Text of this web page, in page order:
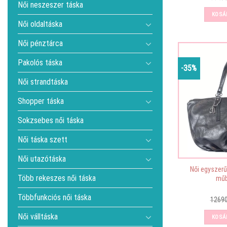
Női neszeszer táska
Női oldaltáska
Női pénztárca
Pakolós táska
Női strandtáska
Shopper táska
Sokzsebes női táska
Női táska szett
Női utazótáska
Több rekeszes női táska
Többfunkciós női táska
Női válltáska
-35%
Női